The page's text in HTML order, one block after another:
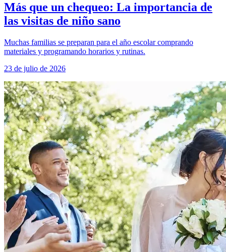
Más que un chequeo: La importancia de
las visitas de niño sano
Muchas familias se preparan para el año escolar comprando
materiales y programando horarios y rutinas.
23 de julio de 2026